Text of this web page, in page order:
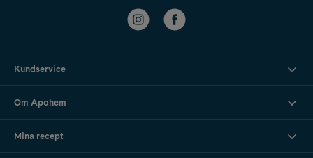
Kundservice
Om Apohem
Mina recept